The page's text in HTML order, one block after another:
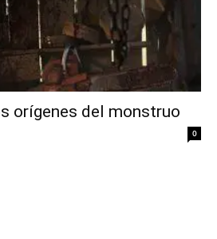
orígenes del monstruo
0